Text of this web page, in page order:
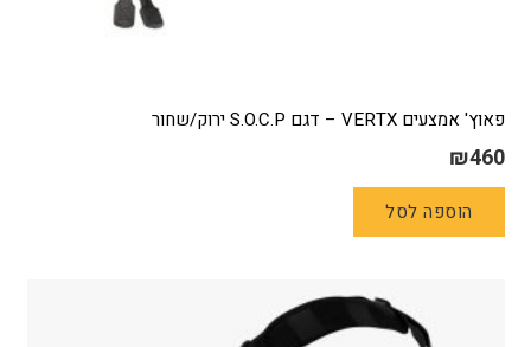
פאוץ' אמצעים VERTX – דגם S.O.C.P ירוק/שחור
₪460
הוספה לסל